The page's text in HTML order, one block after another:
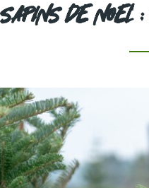
SAPINS DE NOEL